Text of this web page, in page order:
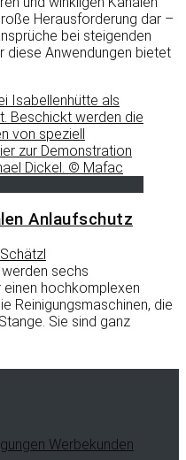
Herausforderung dar –
bei steigenden
diese Anwendungen bietet
Anlaufschutz
sechs
hochkomplexen
Reinigungsmaschinen, die
Sie sind ganz
Werbekunden